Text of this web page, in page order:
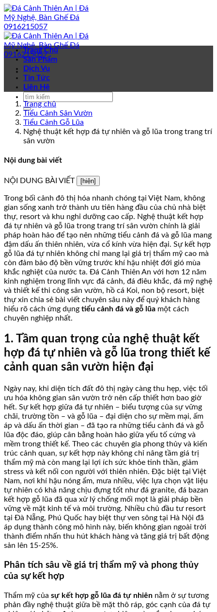
Bỏ
qua
nội
dung
Trang Chủ
Sản Phẩm
Dịch Vụ
Tin Tức
Liên Hệ
Trang chủ
Tiểu Cảnh Sân Vườn
Tiểu Cảnh Gỗ Lũa
Nghệ thuật kết hợp đá tự nhiên và gỗ lũa trong trang trí
sân vườn
Nội dung bài viết
NỘI DUNG BÀI VIẾT [hiện]
Trong bối cảnh đô thị hóa nhanh chóng tại Việt Nam, không
gian sống xanh trở thành ưu tiên hàng đầu của chủ nhà biệt
thự, resort và khu nghỉ dưỡng cao cấp. Nghệ thuật kết hợp
đá tự nhiên và gỗ lũa trong trang trí sân vườn chính là giải
pháp hoàn hảo để tạo nên những tiểu cảnh đá và gỗ lũa mang
đậm dấu ấn thiên nhiên, vừa cổ kính vừa hiện đại. Sự kết hợp
gỗ lũa đá tự nhiên không chỉ mang lại giá trị thẩm mỹ cao mà
còn đảm bảo độ bền vững trước khí hậu nhiệt đới gió mùa
khắc nghiệt của nước ta. Đá Cảnh Thiên An với hơn 12 năm
kinh nghiệm trong lĩnh vực đá cảnh, đá điêu khắc, đá mỹ nghệ
và thiết kế thi công sân vườn, hồ cá Koi, non bộ resort, biệt
thự xin chia sẻ bài viết chuyên sâu này để quý khách hàng
hiểu rõ cách ứng dụng tiểu cảnh đá và gỗ lũa một cách
chuyên nghiệp nhất.
1. Tầm quan trọng của nghệ thuật kết
hợp đá tự nhiên và gỗ lũa trong thiết kế
cảnh quan sân vườn hiện đại
Ngày nay, khi diện tích đất đô thị ngày càng thu hẹp, việc tối
ưu hóa không gian sân vườn trở nên cấp thiết hơn bao giờ
hết. Sự kết hợp giữa đá tự nhiên – biểu tượng của sự vững
chãi, trường tồn – và gỗ lũa – đại diện cho sự mềm mại, ấm
áp và dấu ấn thời gian – đã tạo ra những tiểu cảnh đá và gỗ
lũa độc đáo, giúp cân bằng hoàn hảo giữa yếu tố cứng và
mềm trong thiết kế. Theo các chuyên gia phong thủy và kiến
trúc cảnh quan, sự kết hợp này không chỉ nâng tầm giá trị
thẩm mỹ mà còn mang lại lợi ích sức khỏe tinh thần, giảm
stress và kết nối con người với thiên nhiên. Đặc biệt tại Việt
Nam, nơi khí hậu nóng ẩm, mưa nhiều, việc lựa chọn vật liệu
tự nhiên có khả năng chịu đựng tốt như đá granite, đá bazan
kết hợp gỗ lũa đã qua xử lý chống mối mọt là giải pháp bền
vững về mặt kinh tế và môi trường. Nhiều chủ đầu tư resort
tại Đà Nẵng, Phú Quốc hay biệt thự ven sông tại Hà Nội đã
áp dụng thành công mô hình này, biến không gian ngoài trời
thành điểm nhấn thu hút khách hàng và tăng giá trị bất động
sản lên 15-25%.
Phân tích sâu về giá trị thẩm mỹ và phong thủy
của sự kết hợp
Thẩm mỹ của sự kết hợp gỗ lũa đá tự nhiên nằm ở sự tương
phản đầy nghệ thuật giữa bề mặt thô ráp, góc cạnh của đá tự